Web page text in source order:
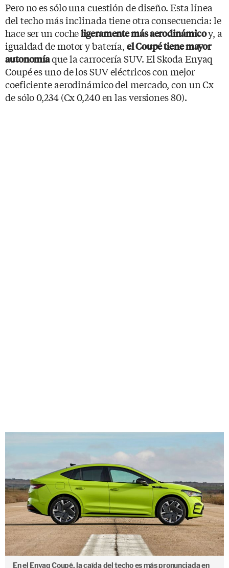
Pero no es sólo una cuestión de diseño. Esta línea
del techo más inclinada tiene otra consecuencia: le
hace ser un cocheligeramente más aerodinámicoy, a
igualdad de motor y batería,el Coupé tiene mayor
autonomíaque la carrocería SUV. El Skoda Enyaq
Coupé es uno de los SUV eléctricos con mejor
coeficiente aerodinámico del mercado, con un Cx
de sólo 0,234 (Cx 0,240 en las versiones 80).
En el Enyaq Coupé, la caída del techo es más pronunciada en